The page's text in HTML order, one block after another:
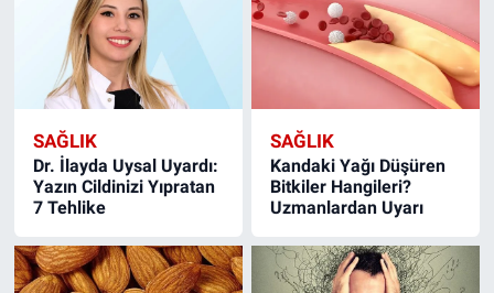
SAĞLIK
Dr. İlayda Uysal Uyardı:
Yazın Cildinizi Yıpratan
7 Tehlike
SAĞLIK
Kandaki Yağı Düşüren
Bitkiler Hangileri?
Uzmanlardan Uyarı